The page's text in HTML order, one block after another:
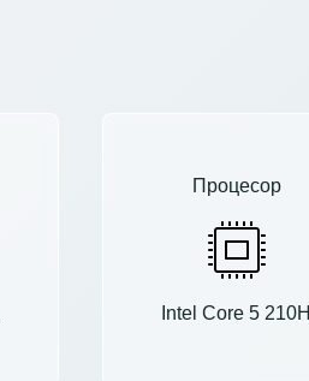
Процесор
Intel Core 5 210H